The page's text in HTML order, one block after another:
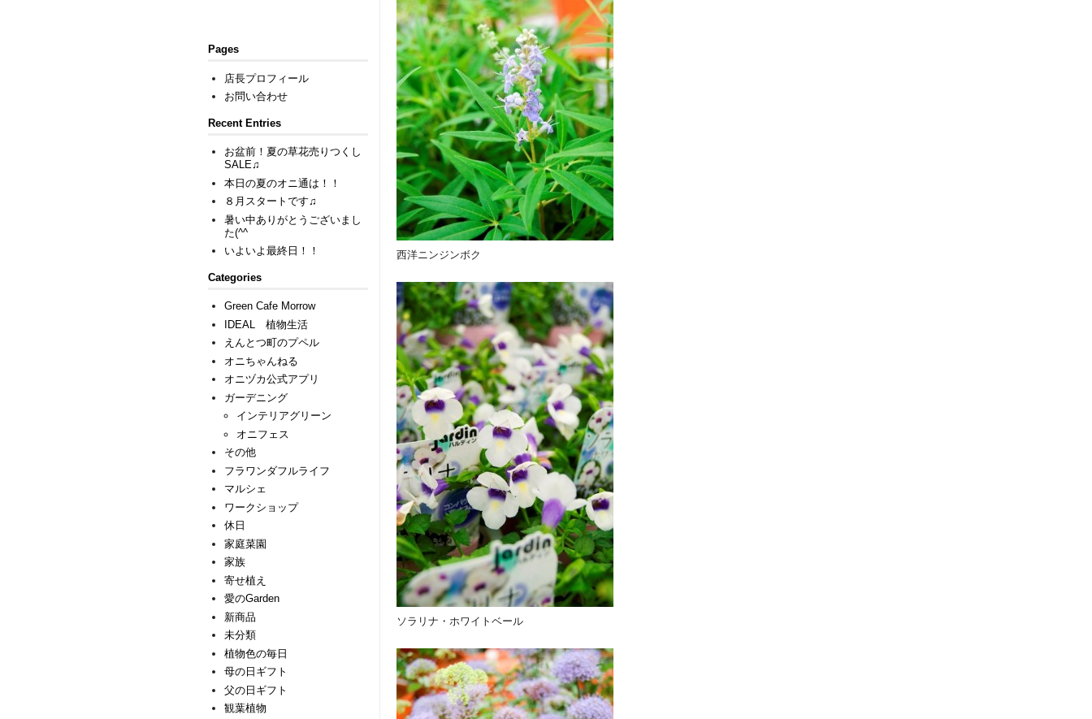
西洋ニンジンボク
ソラリナ・ホワイトベール
Pages
店長プロフィール
お問い合わせ
Recent Entries
お盆前！夏の草花売りつくし
SALE♫
本日の夏のオニ通は！！
８月スタートです♫
暑い中ありがとうございまし
た(^^ゞ
いよいよ最終日！！
Categories
Green Cafe Morrow
IDEAL 植物生活
えんとつ町のプペル
オニちゃんねる
オニヅカ公式アプリ
ガーデニング
インテリアグリーン
オニフェス
その他
フラワンダフルライフ
マルシェ
ワークショップ
休日
家庭菜園
家族
寄せ植え
愛のGarden
新商品
未分類
植物色の毎日
母の日ギフト
父の日ギフト
観葉植物